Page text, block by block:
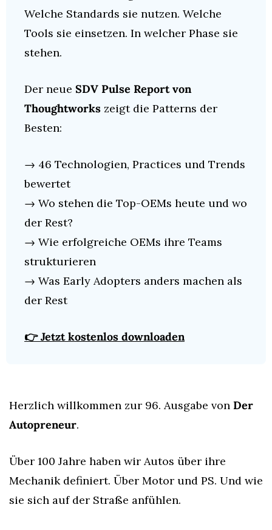
Welche Standards sie nutzen. Welche
Tools sie einsetzen. In welcher Phase sie
stehen.
Der neue SDV Pulse Report von
Thoughtworks zeigt die Patterns der
Besten:
→ 46 Technologien, Practices und Trends
bewertet
→ Wo stehen die Top-OEMs heute und wo
der Rest?
→ Wie erfolgreiche OEMs ihre Teams
strukturieren
→ Was Early Adopters anders machen als
der Rest
👉 Jetzt kostenlos downloaden
Herzlich willkommen zur 96. Ausgabe von Der
Autopreneur.
Über 100 Jahre haben wir Autos über ihre
Mechanik definiert. Über Motor und PS. Und wie
sie sich auf der Straße anfühlen.